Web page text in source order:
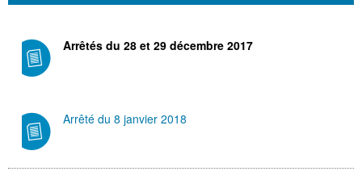
Arrêtés du 28 et 29 décembre 2017
Arrêté du 8 janvier 2018